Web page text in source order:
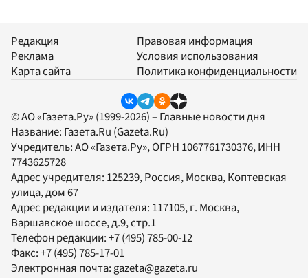
Редакция
Реклама
Карта сайта
Правовая информация
Условия использования
Политика конфиденциальности
© АО «Газета.Ру» (1999-2026) – Главные новости дня
Название: Газета.Ru (Gazeta.Ru)
Учредитель:АО «Газета.Ру», ОГРН 1067761730376, ИНН
7743625728
Адрес учредителя: 125239, Россия, Москва, Коптевская
улица, дом 67
Адрес редакции и издателя: 117105, г. Москва,
Варшавское шоссе, д.9, стр.1
Телефон редакции:+7 (495) 785-00-12
Факс:+7 (495) 785-17-01
Электронная почта:gazeta@gazeta.ru